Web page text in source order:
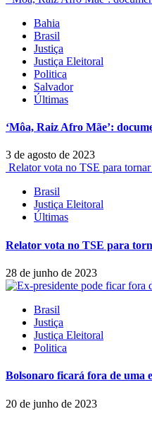
Bahia
Brasil
Justiça
Justiça Eleitoral
Politica
Salvador
Últimas
‘Môa, Raiz Afro Mãe’:
3 de agosto de 2023
Relator vota no TSE para
Brasil
Justiça Eleitoral
Últimas
Relator vota no TSE para
28 de junho de 2023
Brasil
Justiça
Justiça Eleitoral
Politica
Bolsonaro ficará fora de uma
20 de junho de 2023